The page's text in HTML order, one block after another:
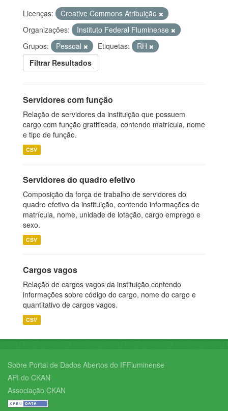
Licenças:
Creative Commons Atribuição
Organizações:
Instituto Federal Fluminense
Grupos:
Pessoal Etiquetas:
RH
Filtrar Resultados
Servidores com função
Relação de servidores da instituição que possuem
cargo com função gratificada, contendo matrícula, nome
e tipo de função.
CSV
Servidores do quadro efetivo
Composição da força de trabalho de servidores do
quadro efetivo da instituição, contendo informações de
matrícula, nome, unidade de lotação, cargo emprego e
sexo.
CSV
Cargos vagos
Relação de cargos vagos da instituição contendo
informações sobre código do cargo, nome do cargo e
quantitativo de cargos vagos.
CSV
Sobre Portal de Dados Abertos do IFFluminense
API do CKAN
Associação CKAN